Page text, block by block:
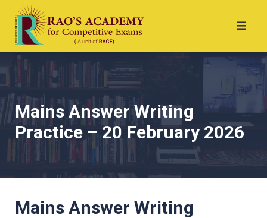
Mains Answer Writing
Practice – 20 February 2026
Mains Answer Writing